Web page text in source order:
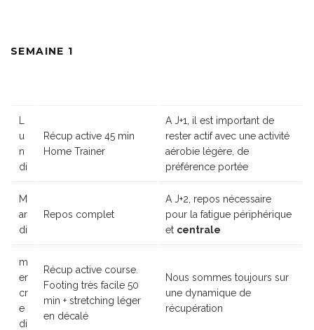
SEMAINE 1
u
n
di
Récup active 45 min
Home Trainer
A J+1, il est important de
rester actif avec une activité
aérobie légère, de
préférence portée
M
ar
di
Repos complet
A J+2, repos nécessaire
pour la fatigue périphérique
et centrale
m
er
cr
e
di
Récup active course.
Footing très facile 50
min + stretching léger
en décalé
Nous sommes toujours sur
une dynamique de
récupération